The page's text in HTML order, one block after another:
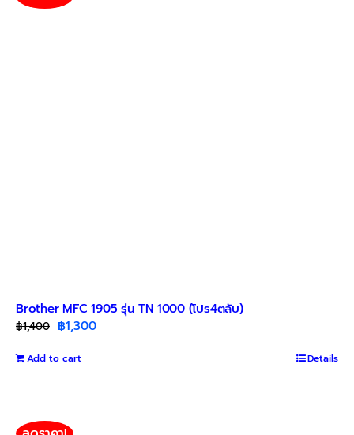
Brother MFC 1905 รุ่น TN 1000 (โปร4ตลับ)
฿1,400 Original
was:
฿1,300Current
Add to cart Details